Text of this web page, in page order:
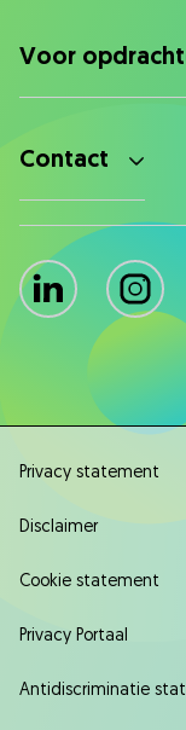
Voor
Contact
LinkedIn
Privacy statement
Disclaimer
Cookie statement
Privacy Portaal
Antidiscriminatie